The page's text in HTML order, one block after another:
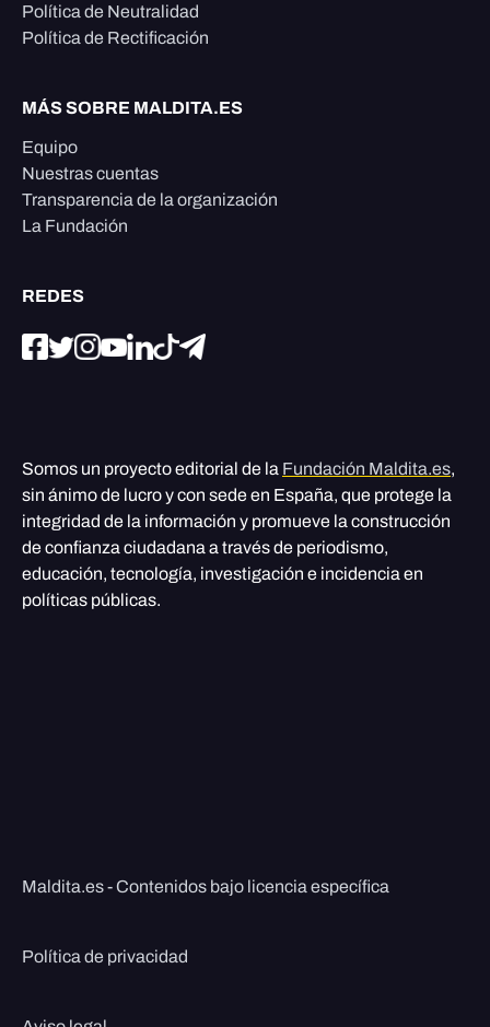
Política de Neutralidad
Política de Rectificación
MÁS SOBRE MALDITA.ES
Equipo
Nuestras cuentas
Transparencia de la organización
La Fundación
REDES
Somos un proyecto editorial de la Fundación Maldita.es,
sin ánimo de lucro y con sede en España, que protege la
integridad de la información y promueve la construcción
de confianza ciudadana a través de periodismo,
educación, tecnología, investigación e incidencia en
políticas públicas.
Maldita.es - Contenidos bajo licencia específica
Política de privacidad